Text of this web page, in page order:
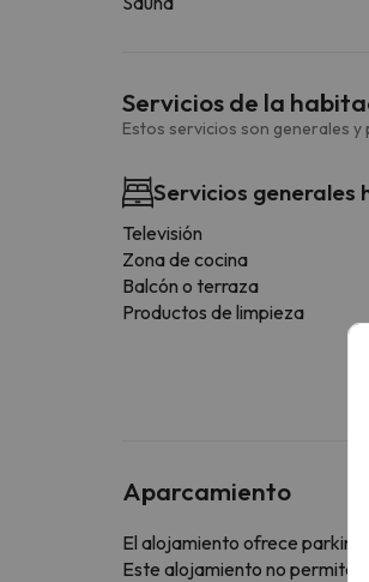
Servicios de la
Estos servicios son generales
Servicios generales
Televisión
Zona de cocina
Balcón o terraza
Productos de limpieza
Aparcamiento
El alojamiento ofrece parking
Este alojamiento no permite